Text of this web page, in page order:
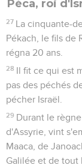
15 Puis le roi
brûler sur le
végétale du soir,
les holocaustes
tout le sang des
ce qui concerne
ordonné.
Le roi Achaz
bassins qui se